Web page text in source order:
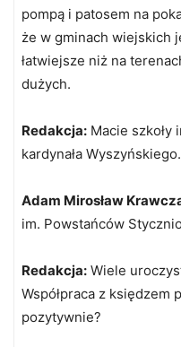
pompą i patosem na
że w gminach wiejskich
łatwiejsze niż na
dużych.
Redakcja: Macie szkoły
kardynała
Adam Mirosław
im. Powstańców
Redakcja: Wiele
Współpraca z księdzem
pozytywnie?